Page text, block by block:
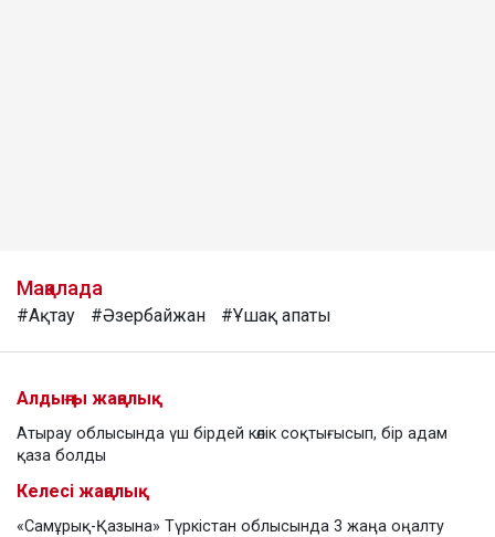
Мақалада
#Ақтау #Әзербайжан #Ұшақ апаты
Алдыңғы жаңалық
Атырау облысында үш бірдей көлік соқтығысып, бір адам
қаза болды
Келесі жаңалық
«Самұрық-Қазына» Түркістан облысында 3 жаңа оңалту